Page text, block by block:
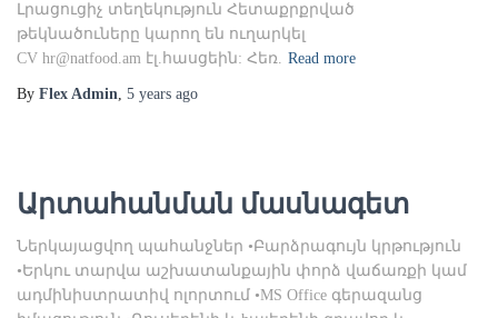
Լրացուցիչ տեղեկություն Հետաքրքրված
թեկնածուները կարող են ուղարկել
CV hr@natfood.am էլ.հասցեին: Հեռ. Read more
By Flex Admin, 5 years ago
Արտահանման մասնագետ
Ներկայացվող պահանջներ •Բարձրագույն կրթություն
•Երկու տարվա աշխատանքային փորձ վաճառքի կամ
ադմինիստրատիվ ոլորտում •MS Office գերազանց